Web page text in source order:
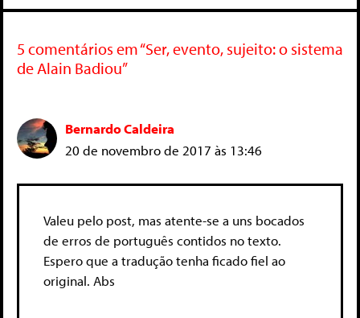
5 comentários em “Ser, evento, sujeito: o sistema
de Alain Badiou”
Bernardo Caldeira
20 de novembro de 2017 às 13:46
Valeu pelo post, mas atente-se a uns bocados
de erros de português contidos no texto.
Espero que a tradução tenha ficado fiel ao
original. Abs